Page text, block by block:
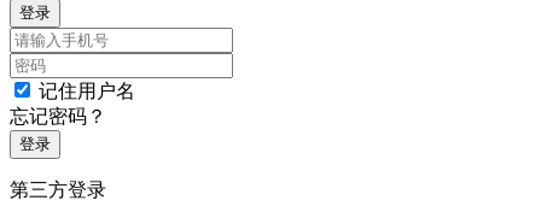
登录
记住用户名
忘记密码？
登录
第三方登录